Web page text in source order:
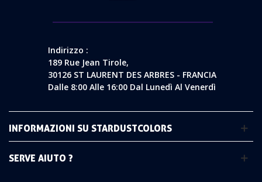
Indirizzo :
189 Rue Jean Tirole,
30126 ST LAURENT DES ARBRES - FRANCIA
Dalle 8:00 Alle 16:00 Dal Lunedì Al Venerdì
INFORMAZIONI SU STARDUSTCOLORS
SERVE AIUTO ?